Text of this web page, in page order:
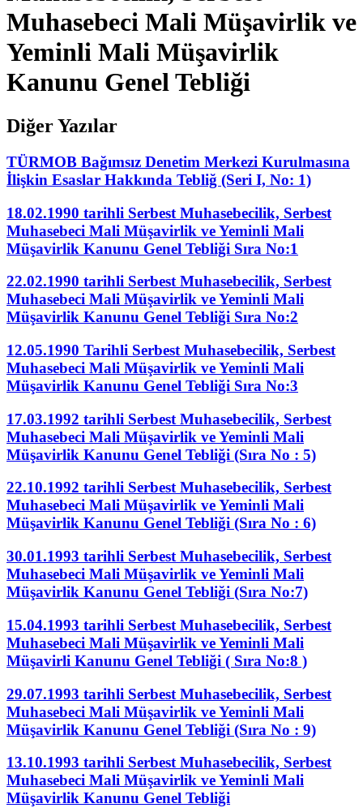
Muhasebeci Mali Müşavirlik ve
Yeminli Mali Müşavirlik
Kanunu Genel Tebliği
Diğer Yazılar
TÜRMOB Bağımsız Denetim Merkezi Kurulmasına
İlişkin Esaslar Hakkında Tebliğ (Seri I, No: 1)
18.02.1990 tarihli Serbest Muhasebecilik, Serbest
Muhasebeci Mali Müşavirlik ve Yeminli Mali
Müşavirlik Kanunu Genel Tebliği Sıra No:1
22.02.1990 tarihli Serbest Muhasebecilik, Serbest
Muhasebeci Mali Müşavirlik ve Yeminli Mali
Müşavirlik Kanunu Genel Tebliği Sıra No:2
12.05.1990 Tarihli Serbest Muhasebecilik, Serbest
Muhasebeci Mali Müşavirlik ve Yeminli Mali
Müşavirlik Kanunu Genel Tebliği Sıra No:3
17.03.1992 tarihli Serbest Muhasebecilik, Serbest
Muhasebeci Mali Müşavirlik ve Yeminli Mali
Müşavirlik Kanunu Genel Tebliği (Sıra No : 5)
22.10.1992 tarihli Serbest Muhasebecilik, Serbest
Muhasebeci Mali Müşavirlik ve Yeminli Mali
Müşavirlik Kanunu Genel Tebliği (Sıra No : 6)
30.01.1993 tarihli Serbest Muhasebecilik, Serbest
Muhasebeci Mali Müşavirlik ve Yeminli Mali
Müşavirlik Kanunu Genel Tebliği (Sıra No:7)
15.04.1993 tarihli Serbest Muhasebecilik, Serbest
Muhasebeci Mali Müşavirlik ve Yeminli Mali
Müşavirli Kanunu Genel Tebliği ( Sıra No:8 )
29.07.1993 tarihli Serbest Muhasebecilik, Serbest
Muhasebeci Mali Müşavirlik ve Yeminli Mali
Müşavirlik Kanunu Genel Tebliği (Sıra No : 9)
13.10.1993 tarihli Serbest Muhasebecilik, Serbest
Muhasebeci Mali Müşavirlik ve Yeminli Mali
Müşavirlik Kanunu Genel Tebliği